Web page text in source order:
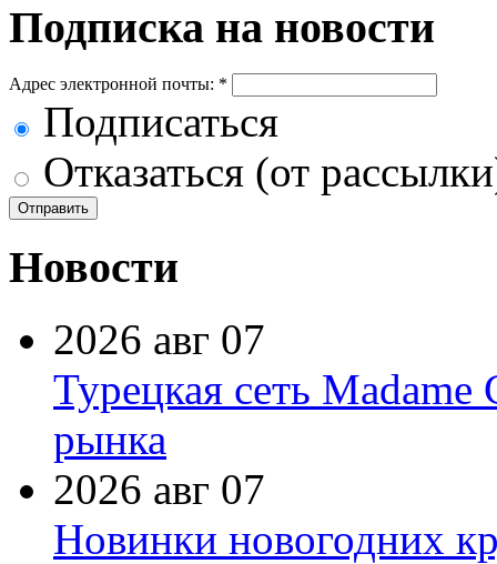
Подписка на новости
Адрес электронной почты: *
Подписаться
Отказаться (от
Новости
2026 авг 07
Турецкая сеть Madame
рынка
2026 авг 07
Новинки новогодних